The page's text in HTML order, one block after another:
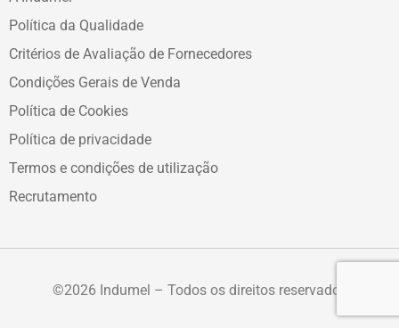
Política da Qualidade
Critérios de Avaliação de Fornecedores
Condições Gerais de Venda
Política de Cookies
Política de privacidade
Termos e condições de utilização
Recrutamento
©2026 Indumel – Todos os direitos reservados